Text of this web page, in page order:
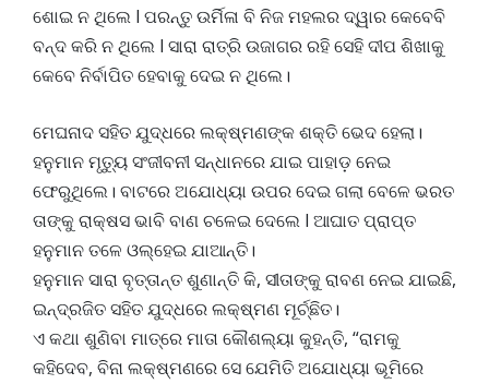
ଶୋଇ ନ ଥିଲେ l ପରନ୍ତୁ ଉର୍ମିଳା ବି ନିଜ ମହଲର ଦ୍ୱାର କେବେବି
ବନ୍ଦ କରି ନ ଥିଲେ l ସାରା ରାତ୍ରି ଉଜାଗର ରହି ସେହି ଦୀପ ଶିଖାକୁ
କେବେ ନିର୍ବାପିତ ହେବାକୁ ଦେଇ ନ ଥିଲେ।
ମେଘନାଦ ସହିତ ଯୁଦ୍ଧରେ ଲକ୍ଷ୍ମଣଙ୍କ ଶକ୍ତି ଭେଦ ହେଲା।
ହନୁମାନ ମୃତ୍ୟୁ ସଂଜୀବନୀ ସନ୍ଧାନରେ ଯାଇ ପାହାଡ଼ ନେଇ
ଫେରୁଥିଲେ। ବାଟରେ ଅଯୋଧ୍ୟା ଉପର ଦେଇ ଗଲା ବେଳେ ଭରତ
ତାଙ୍କୁ ରାକ୍ଷସ ଭାବି ବାଣ ଚଳେଇ ଦେଲେ l ଆଘାତ ପ୍ରାପ୍ତ
ହନୁମାନ ତଳେ ଓଲ୍ହେଇ ଯାଆନ୍ତି।
ହନୁମାନ ସାରା ବୃତ୍ତାନ୍ତ ଶୁଣାନ୍ତି କି, ସୀତାଙ୍କୁ ରାବଣ ନେଇ ଯାଇଛି,
ଇନ୍ଦ୍ରଜିତ ସହିତ ଯୁଦ୍ଧରେ ଲକ୍ଷ୍ମଣ ମୂର୍ଚ୍ଛିତ।
ଏ କଥା ଶୁଣିବା ମାତ୍ରେ ମାତା କୌଶଲ୍ୟା କୁହନ୍ତି, “ରାମକୁ
କହିଦେବ, ବିନା ଲକ୍ଷ୍ମଣରେ ସେ ଯେମିତି ଅଯୋଧ୍ୟା ଭୂମିରେ